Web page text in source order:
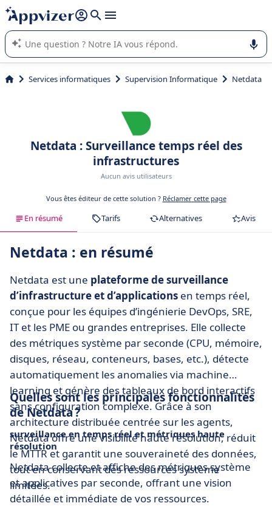
répondre (plusieurs lignes avec
L'IA de Appvizer vous guide dans l'utilisation ou la sélection de
logiciel SaaS en entreprise.
Services informatiques Supervision Informatique Netdata
Netdata : Surveillance temps réel des
infrastructures
Aucun avis utilisateurs
Vous êtes éditeur de cette solution ? Réclamer cette page
En résumé Tarifs Alternatives Avis
Netdata : en résumé
Netdata est une plateforme de surveillance
d’infrastructure et d’applications en temps réel,
conçue pour les équipes d’ingénierie DevOps, SRE,
IT et les PME ou grandes entreprises. Elle collecte
des métriques système par seconde (CPU, mémoire,
disques, réseau, conteneurs, bases, etc.), détecte
automatiquement les anomalies via machine
learning et génère des tableaux de bord interactifs
sans configuration complexe. Grâce à son
architecture distribuée centrée sur les agents,
Netdata offre une visibilité haute résolution, réduit
le MTTR et garantit une souveraineté des données,
tout en conservant des ressources système
limitées.
Quelles sont les principales fonctionnalités
de Netdata ?
surveillance en temps réel et métriques haute
résolution
Netdata collecte et affiche des métriques système
et applicatives par seconde, offrant une vision
détaillée et immédiate de vos ressources.